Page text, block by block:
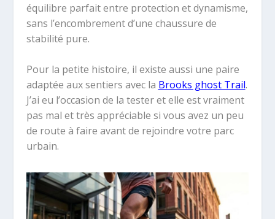
équilibre parfait entre protection et dynamisme,
sans l’encombrement d’une chaussure de
stabilité pure.
Pour la petite histoire, il existe aussi une paire
adaptée aux sentiers avec la Brooks ghost Trail.
J’ai eu l’occasion de la tester et elle est vraiment
pas mal et très appréciable si vous avez un peu
de route à faire avant de rejoindre votre parc
urbain.